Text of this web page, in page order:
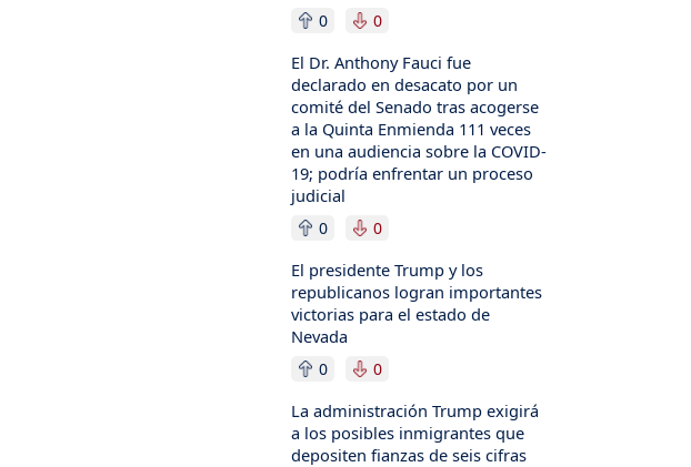
0 0
El Dr. Anthony Fauci fue
declarado en desacato por un
comité del Senado tras acogerse
a la Quinta Enmienda 111 veces
en una audiencia sobre la COVID-
19; podría enfrentar un proceso
judicial
0 0
El presidente Trump y los
republicanos logran importantes
victorias para el estado de
Nevada
0 0
La administración Trump exigirá
a los posibles inmigrantes que
depositen fianzas de seis cifras